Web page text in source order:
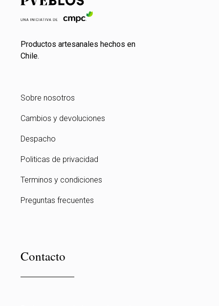
Productos artesanales hechos en
Chile.
Sobre nosotros
Cambios y devoluciones
Despacho
Politicas de privacidad
Terminos y condiciones
Preguntas frecuentes
Contacto